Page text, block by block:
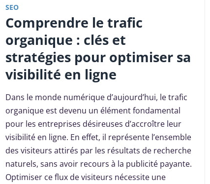
SEO
Comprendre le trafic
organique : clés et
stratégies pour optimiser sa
visibilité en ligne
Dans le monde numérique d’aujourd’hui, le trafic
organique est devenu un élément fondamental
pour les entreprises désireuses d’accroître leur
visibilité en ligne. En effet, il représente l’ensemble
des visiteurs attirés par les résultats de recherche
naturels, sans avoir recours à la publicité payante.
Optimiser ce flux de visiteurs nécessite une